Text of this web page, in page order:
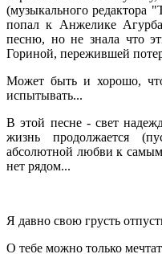
(музыкального редактора
попал к Анжелике
песню, но не знала что
Гориной, пережившей
Может быть и хорошо,
испытывать...
В этой песне - свет
жизнь продолжается
абсолютной любви к
нет рядом...
Я давно свою грусть
О тебе можно только